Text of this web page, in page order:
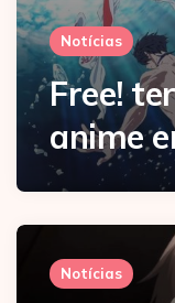
Notícias
Free!
anime
Notícias